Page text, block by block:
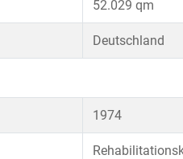
52.029 qm
Deutschland
1974